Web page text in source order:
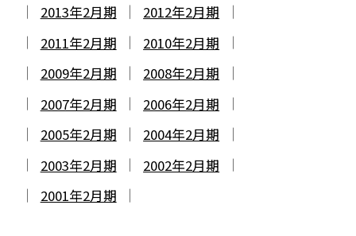
2013年2月期
2012年2月期
2011年2月期
2010年2月期
2009年2月期
2008年2月期
2007年2月期
2006年2月期
2005年2月期
2004年2月期
2003年2月期
2002年2月期
2001年2月期